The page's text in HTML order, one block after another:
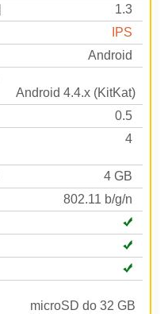
1.3
IPS
Android
Android 4.4.x (KitKat)
0.5
4
4 GB
802.11 b/g/n
microSD do 32 GB